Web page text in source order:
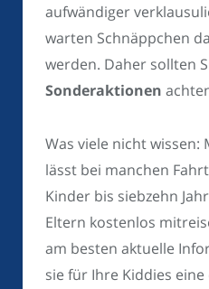
aufwändiger
warten Schnäppchen
werden. Daher sollten
Sonderaktionen
Was viele nicht wissen:
lässt bei manchen
Kinder bis siebzehn
Eltern kostenlos
am besten aktuelle
sie für Ihre Kiddies eine